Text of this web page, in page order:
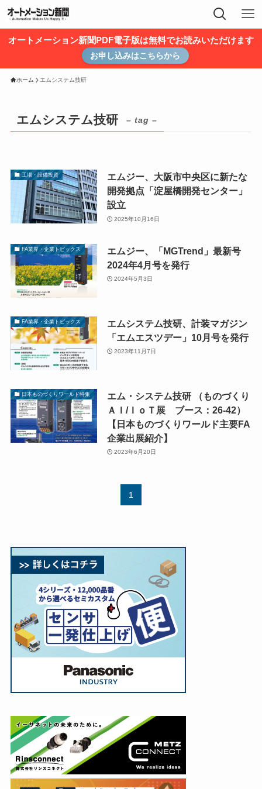
オートメーション新聞PDF電子版は無料でお読みいただけます
お申し込みはこちらから
ホーム エムシステム技研
エムシステム技研 – tag –
工場・設備投資
エムジー、大阪市中央区に新たな
開発拠点「淀屋橋開発センター」
設立
2025年10月16日
FA業界・企業トピックス
エムジー、「MGTrend」最新号
2024年4月号を発行
2024年5月3日
FA業界・企業トピックス
エムシステム技研、計装マガジン
「エムエスツデー」10月号を発行
2023年11月7日
日本ものづくりワールド特集
エム・システム技研 （ものづくり
ＡＩ/ＩｏＴ展 ブース：26-42）
【日本ものづくりワールド主要FA
企業出展紹介】
2023年6月20日
1